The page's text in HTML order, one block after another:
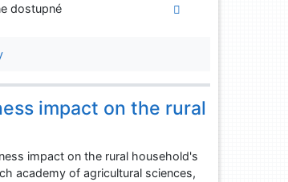
dostupné
impact on the rural
impact on the rural household's
academy of agricultural sciences,